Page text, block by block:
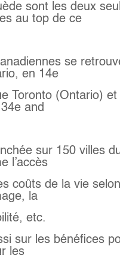
sont les deux
au top de ce
se
en 14e
Toronto (Ontario)
and
sur 150 villes
l’accès
coûts de la vie
la
etc.
sur les bénéfices
les